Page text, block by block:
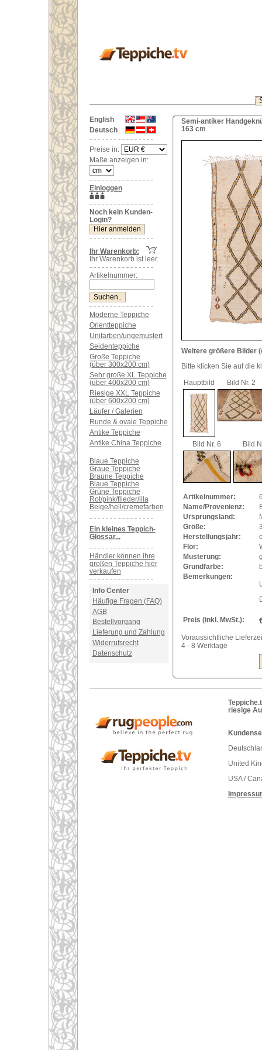
English
Deutsch
Preise in:
Maße anzeigen in:
Einloggen
Noch kein Kunden-
Login?
Ihr Warenkorb:
Ihr Warenkorb ist leer.
Artikelnummer:
Moderne Teppiche
Orientteppiche
Unifarben/ungemustert
Seidenteppiche
Große Teppiche
(über 300x200 cm)
Sehr große XL Teppiche
(über 400x200 cm)
Riesige XXL Teppiche
(über 600x200 cm)
Läufer / Galerien
Runde & ovale Teppiche
Antike Teppiche
Antike China Teppiche
Blaue Teppiche
Graue Teppiche
Braune Teppiche
Blaue Teppiche
Grüne Teppiche
Rot/pink/flieder/lila
Beige/hell/cremefarben
Ein kleines Teppich-
Glossar...
Händler können ihre
großen Teppiche hier
verkaufen
Info Center
Häufige Fragen (FAQ)
AGB
Bestellvorgang
Lieferung und Zahlung
Widerrufsrecht
Datenschutz
Semi-antiker
163 cm
Weitere größere Bilder
Bitte klicken Sie auf die
Hauptbild
Bild Nr. 2
Bild Nr. 6 Bild
Artikelnummer:
Name/Provenienz:
Ursprungsland:
Größe:
Herstellungsjahr:
Flor:
Musterung:
Grundfarbe:
Bemerkungen:
Preis (inkl. MwSt.):
Voraussichtliche
4 - 8 Werktage
riesige
United
USA /